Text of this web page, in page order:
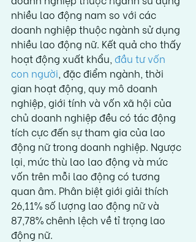
nhiều lao động nam so với các
doanh nghiệp thuộc ngành sử dụng
nhiều lao động nữ. Kết quả cho thấy
hoạt động xuất khẩu, đầu tư vốn
con người , đặc điểm ngành, thời
gian hoạt động, quy mô doanh
nghiệp, giới tính và vốn xã hội của
chủ doanh nghiệp đều có tác động
tích cực đến sự tham gia của lao
động nữ trong doanh nghiệp. Ngược
lại, mức thù lao lao động và mức
vốn trên mỗi lao động có tương
quan âm. Phân biệt giới giải thích
26,11% số lượng lao động nữ và
87,78% chênh lệch về tỉ trọng lao
động nữ.